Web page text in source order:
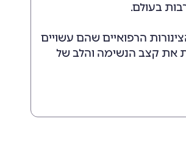
בעולם.
הרפואיים שהם עשויים
את קצב הנשימה והלב של